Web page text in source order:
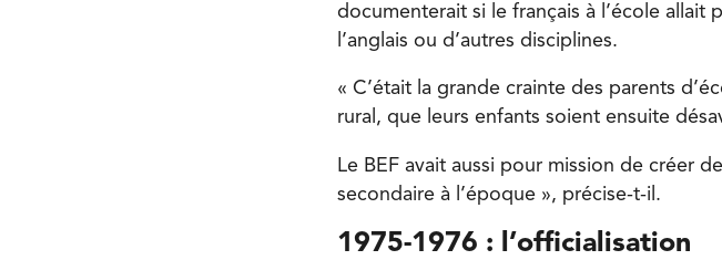
documenterait si le français à l’école
l’anglais ou d’autres disciplines.
« C’était la grande crainte des parents
rural, que leurs enfants soient ensuite
Le BEF avait aussi pour mission de créer
secondaire à l’époque », précise-t-il.
1975-1976 : l’officialisation